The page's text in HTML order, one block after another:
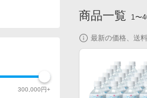
300,000円+
商品一覧 1〜
最新の価格、送